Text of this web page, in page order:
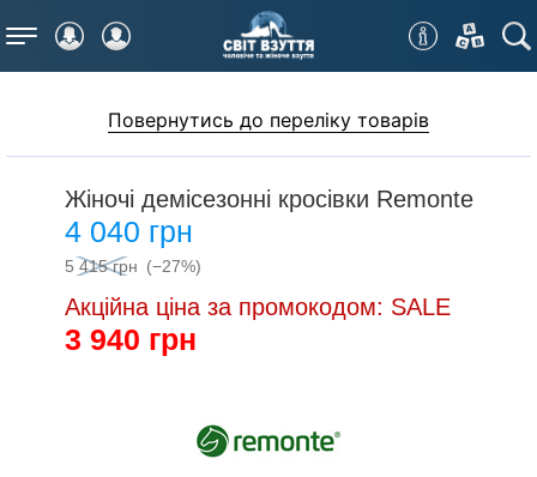
Меню
Повернутись до переліку товарів
Жіночі демісезонні кросівки Remonte
4 040 грн
5 415 грн (−27%)
Акційна ціна за промокодом: SALE
3 940 грн